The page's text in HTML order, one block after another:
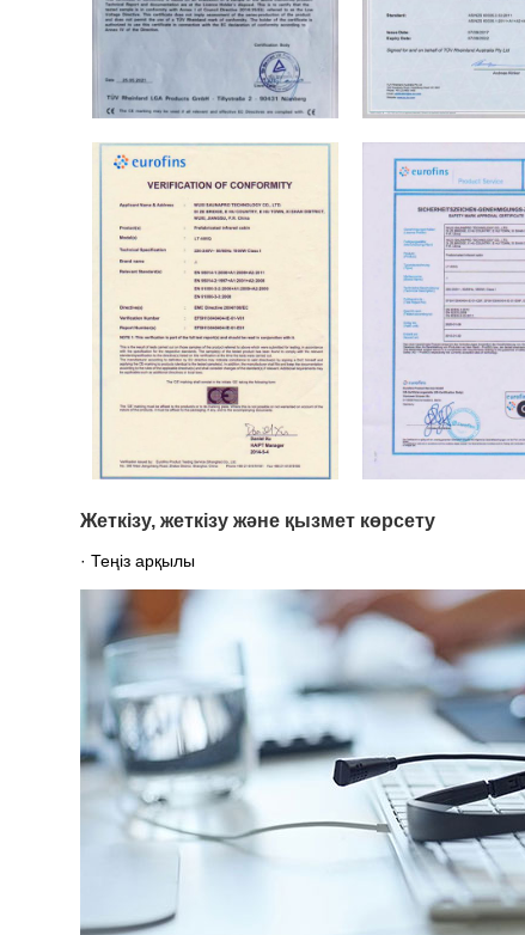
Жеткізу, жеткізу және қызмет көрсету
· Теңіз арқылы